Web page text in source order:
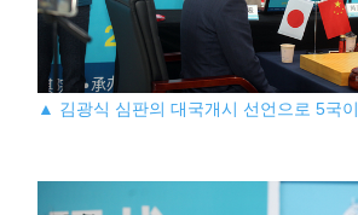
▲ 김광식 심판의 대국개시 선언으로 5국